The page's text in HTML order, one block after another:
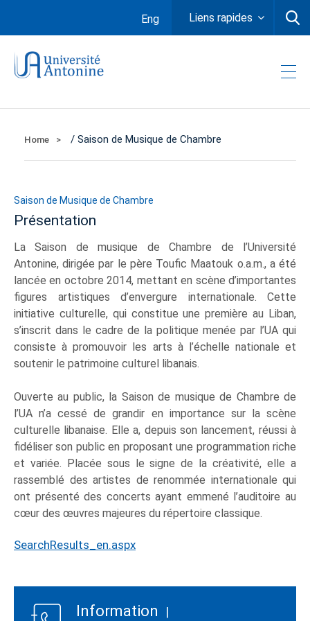
Eng Liens rapides
Home / Saison de Musique de Chambre
Saison de Musique de Chambre
Présentation
La Saison de musique de Chambre de l’Université
Antonine, dirigée par le père Toufic Maatouk o.a.m., a été
lancée en octobre 2014, mettant en scène d’importantes
figures artistiques d’envergure internationale. Cette
initiative culturelle, qui constitue une première au Liban,
s’inscrit dans le cadre de la politique menée par l’UA qui
consiste à promouvoir les arts à l’échelle nationale et
soutenir le patrimoine culturel libanais.
Ouverte au public, la Saison de musique de Chambre de
l’UA n’a cessé de grandir en importance sur la scène
culturelle libanaise. Elle a, depuis son lancement, réussi à
fidéliser son public en proposant une programmation riche
et variée. Placée sous le signe de la créativité, elle a
rassemblé des artistes de renommée internationale qui
ont présenté des concerts ayant emmené l’auditoire au
cœur des œuvres majeures du répertoire classique.
SearchResults_en.aspx
Information |